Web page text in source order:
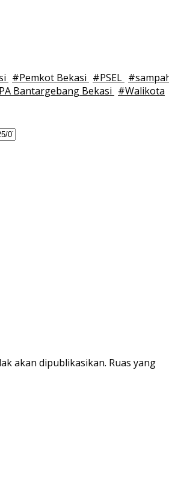
#Pemkot Bekasi #PSEL #
Bantargebang Bekasi #Walikota
akan dipublikasikan. Ruas yang